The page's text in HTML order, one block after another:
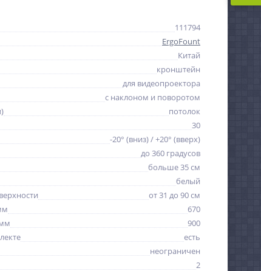
111794
ErgoFount
Китай
кронштейн
для видеопроектора
с наклоном и поворотом
потолок
30
-20° (вниз) / +20° (вверх)
до 360 градусов
больше 35 см
белый
от 31 до 90 см
670
900
есть
неограничен
2